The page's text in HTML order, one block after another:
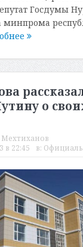
Госдумы
минпрома
о
Мехтиханов
в 22:45 в: